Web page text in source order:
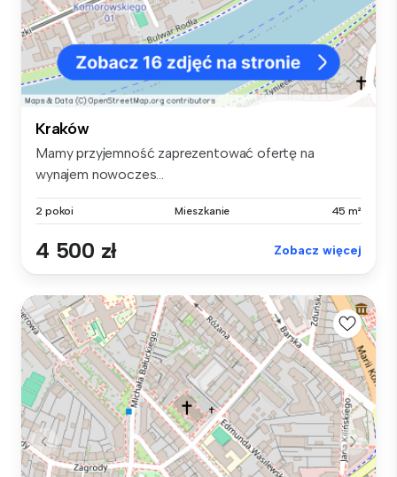
Kraków
Mamy przyjemność zaprezentować ofertę na
wynajem nowoczes...
2 pokoi Mieszkanie 45 m²
4 500 zł Zobacz więcej